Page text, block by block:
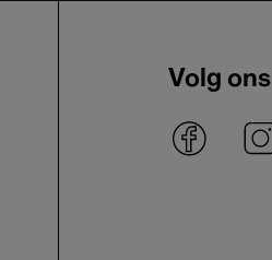
Volg ons